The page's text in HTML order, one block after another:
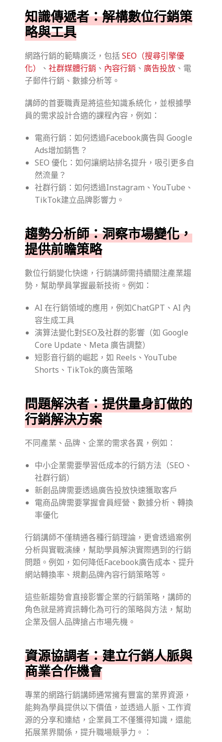
知識傳遞者：解構數位行銷策
略與工具
網路行銷的範疇廣泛，包括SEO（搜尋引擎優
化）
、 社群媒體行銷 、 內容行銷 、 廣告投放 、電
子郵件行銷、數據分析等。
講師的首要職責是將這些知識系統化，並根據學
員的需求設計合適的課程內容，例如：
電商行銷：如何透過Facebook廣告與 Google
Ads增加銷售？
SEO 優化：如何讓網站排名提升，吸引更多自
然流量？
社群行銷：如何透過Instagram、YouTube、
TikTok建立品牌影響力。
趨勢分析師：洞察市場變化，
提供前瞻策略
數位行銷變化快速，行銷講師需持續關注產業趨
勢，幫助學員掌握最新技術。例如：
AI 在行銷領域的應用，例如ChatGPT、AI 內
容生成工具
演算法變化對SEO及社群的影響（如 Google
Core Update、Meta 廣告調整）
短影音行銷的崛起，如 Reels、YouTube
Shorts、TikTok的廣告策略
問題解決者：提供量身訂做的
行銷解決方案
不同產業、品牌、企業的需求各異，例如：
中小企業需要學習低成本的行銷方法（SEO、
社群行銷）
新創品牌需要透過廣告投放快速獲取客戶
電商品牌需要掌握會員經營、數據分析、轉換
率優化
行銷講師不僅精通各種行銷理論，更會透過案例
分析與實戰演練，幫助學員解決實際遇到的行銷
問題。例如，如何降低Facebook廣告成本、提升
網站轉換率、規劃品牌內容行銷策略等。
這些新趨勢會直接影響企業的行銷策略，講師的
角色就是將資訊轉化為可行的策略與方法，幫助
企業及個人品牌搶占市場先機。
資源協調者：建立行銷人脈與
商業合作機會
專業的網路行銷講師通常擁有豐富的業界資源，
能夠為學員提供以下價值，並透過人脈、工作資
源的分享和連結，企業員工不僅獲得知識，還能
拓展業界關係，提升職場競爭力。：